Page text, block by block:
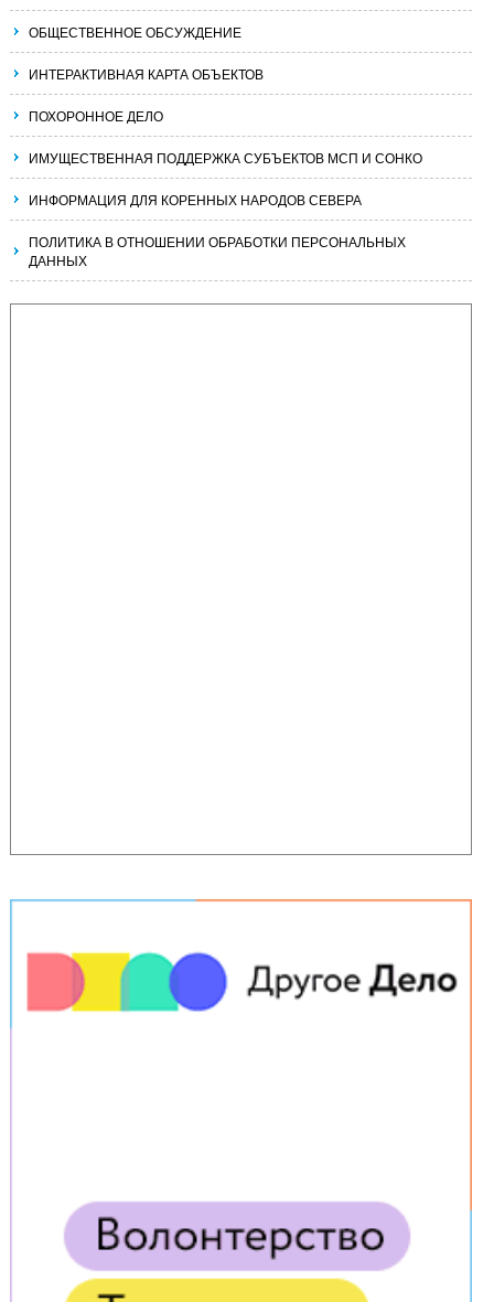
ОБЩЕСТВЕННОЕ ОБСУЖДЕНИЕ
ИНТЕРАКТИВНАЯ КАРТА ОБЪЕКТОВ
ПОХОРОННОЕ ДЕЛО
ИМУЩЕСТВЕННАЯ ПОДДЕРЖКА СУБЪЕКТОВ МСП И СОНКО
ИНФОРМАЦИЯ ДЛЯ КОРЕННЫХ НАРОДОВ СЕВЕРА
ПОЛИТИКА В ОТНОШЕНИИ ОБРАБОТКИ ПЕРСОНАЛЬНЫХ
ДАННЫХ